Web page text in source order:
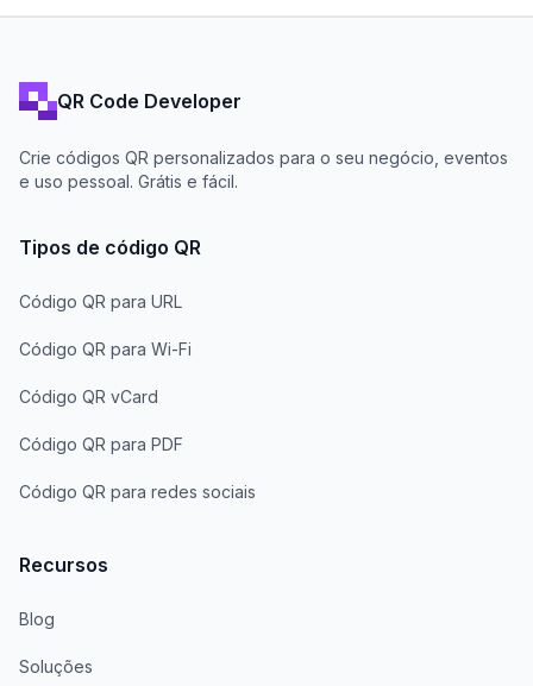
QR Code Developer
Crie códigos QR personalizados para o seu negócio, eventos
e uso pessoal. Grátis e fácil.
Tipos de código QR
Código QR para URL
Código QR para Wi-Fi
Código QR vCard
Código QR para PDF
Código QR para redes sociais
Recursos
Blog
Soluções